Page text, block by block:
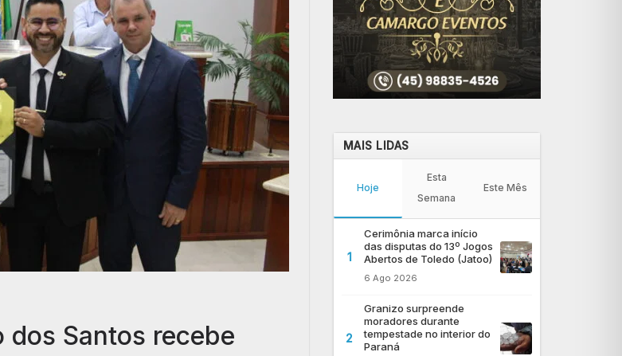
dos Santos recebe
MAIS LIDAS
Hoje
Esta
Semana
Este Mês
1
Cerimônia marca início
das disputas do 13º Jogos
Abertos de Toledo (Jatoo)
6 Ago 2026
2
Granizo surpreende
moradores durante
tempestade no interior do
Paraná